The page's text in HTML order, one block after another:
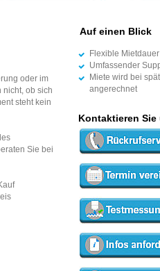
oder im
nicht, ob sich
steht kein
Sie bei
Auf einen Blick
Flexible Mietdauer
Umfassender
Miete wird bei
angerechnet
Kontaktieren Sie